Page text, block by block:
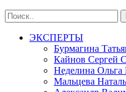
ЭКСПЕРТЫ
Бурмагина
Кайнов Сергей
Неделина
Мальцева